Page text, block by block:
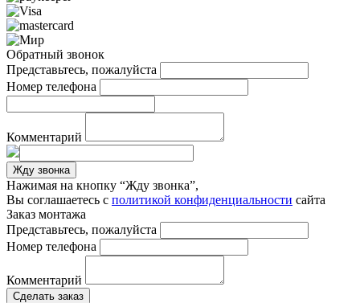
Обратный звонок
Представьтесь, пожалуйста
Номер телефона
Комментарий
Жду звонка
Нажимая на кнопку “Жду звонка”,
Вы соглашаетесь с политикой конфиденциальности сайта
Заказ монтажа
Представьтесь, пожалуйста
Номер телефона
Комментарий
Сделать заказ